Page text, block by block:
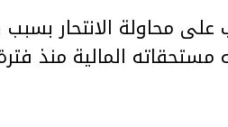
محاولة الانتحار بسبب
المالية منذ